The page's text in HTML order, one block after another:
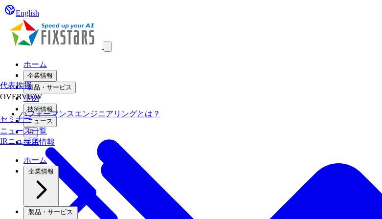
English
ホーム
企業情報
製品・サービス
事例
技術情報
セミナーニュース
ニュース一覧
IR
採用情報
ホーム
企業情報
製品・サービス
代表挨拶
OVERVIEW
パフォーマンスエンジニアリングとは？
IRニュース